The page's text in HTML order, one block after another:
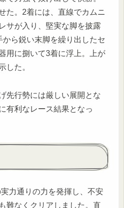
た。2着には、直線でカムニ
サが入り、堅実な脚を披露
から鋭い末脚を繰り出したセ
用に捌いて3着に浮上。上が
した。
先行勢には厳しい展開とな
有利なレース結果となっ
力通りの力を発揮し、不安
難なくクリアしました。直